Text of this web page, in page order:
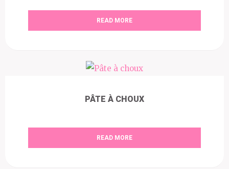
READ MORE
PÂTE À CHOUX
READ MORE